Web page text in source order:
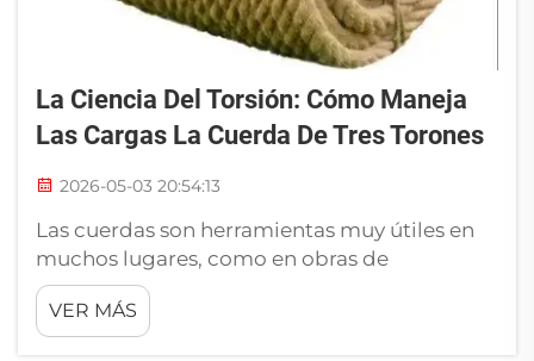
La Ciencia Del Torsión: Cómo Maneja
Las Cargas La Cuerda De Tres Torones
2026-05-03 20:54:13
Las cuerdas son herramientas muy útiles en
muchos lugares, como en obras de
construcción, embarcaciones e incluso
ocasionalmente en el hogar. Un tipo que
destaca especialmente es la cuerda de tres
VER MÁS